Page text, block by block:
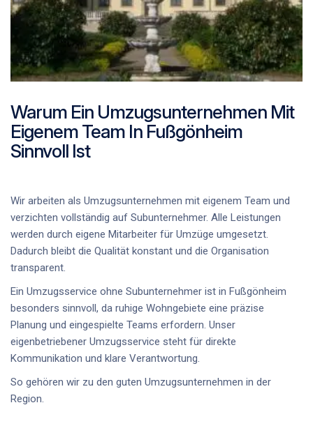
Warum Ein Umzugsunternehmen Mit
Eigenem Team In Fußgönheim
Sinnvoll Ist
Wir arbeiten als Umzugsunternehmen mit eigenem Team und
verzichten vollständig auf Subunternehmer. Alle Leistungen
werden durch eigene Mitarbeiter für Umzüge umgesetzt.
Dadurch bleibt die Qualität konstant und die Organisation
transparent.
Ein Umzugsservice ohne Subunternehmer ist in Fußgönheim
besonders sinnvoll, da ruhige Wohngebiete eine präzise
Planung und eingespielte Teams erfordern. Unser
eigenbetriebener Umzugsservice steht für direkte
Kommunikation und klare Verantwortung.
So gehören wir zu den guten Umzugsunternehmen in der
Region.